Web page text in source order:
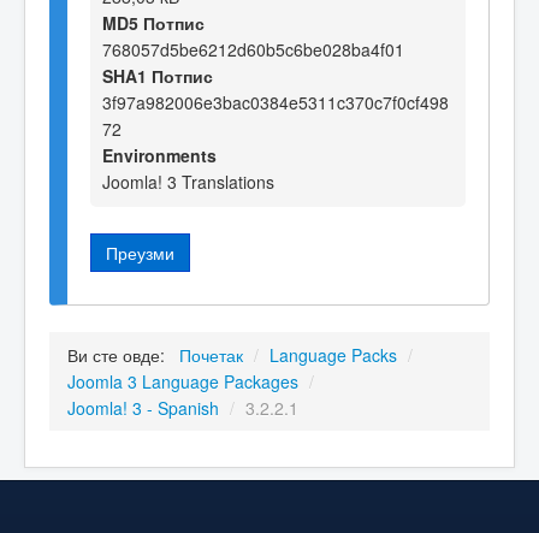
MD5 Потпис
768057d5be6212d60b5c6be028ba4f01
SHA1 Потпис
3f97a982006e3bac0384e5311c370c7f0cf498
72
Environments
Joomla! 3 Translations
Преузми
Ви сте овде: Почетак / Language Packs /
Joomla 3 Language Packages /
Joomla! 3 - Spanish / 3.2.2.1